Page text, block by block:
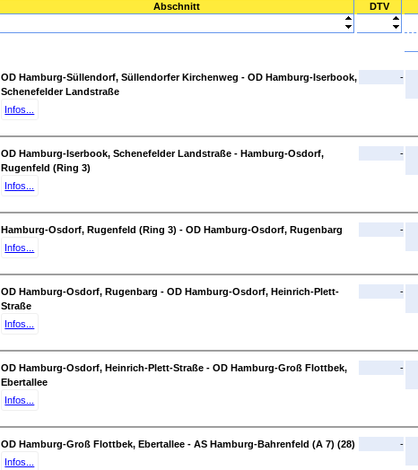
Abschnitt DTV
OD Hamburg-Süllendorf, Süllendorfer Kirchenweg - OD Hamburg-Iserbook,
Schenefelder Landstraße
Infos...
-
OD Hamburg-Iserbook, Schenefelder Landstraße - Hamburg-Osdorf,
Rugenfeld (Ring 3)
Infos...
-
Hamburg-Osdorf, Rugenfeld (Ring 3) - OD Hamburg-Osdorf, Rugenbarg
Infos...
-
OD Hamburg-Osdorf, Rugenbarg - OD Hamburg-Osdorf, Heinrich-Plett-
Straße
Infos...
-
OD Hamburg-Osdorf, Heinrich-Plett-Straße - OD Hamburg-Groß Flottbek,
Ebertallee
Infos...
-
OD Hamburg-Groß Flottbek, Ebertallee - AS Hamburg-Bahrenfeld (A 7) (28)
Infos...
-